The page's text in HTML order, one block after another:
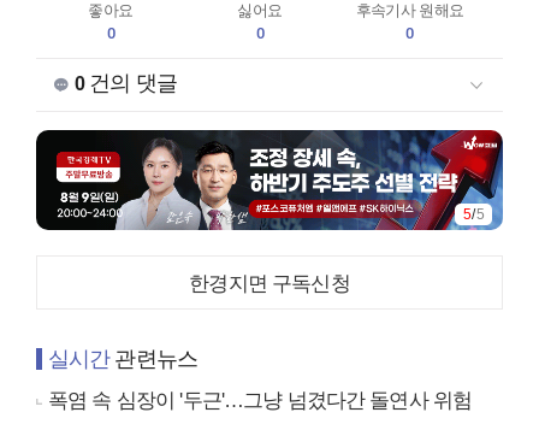
좋아요
0
싫어요
0
후속기사 원해요
0
0건의 댓글
5/5
한경지면 구독신청
실시간관련뉴스
폭염 속 심장이 '두근'…그냥 넘겼다간 돌연사 위험